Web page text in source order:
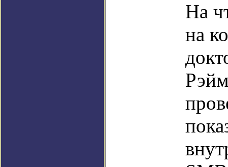
На
на